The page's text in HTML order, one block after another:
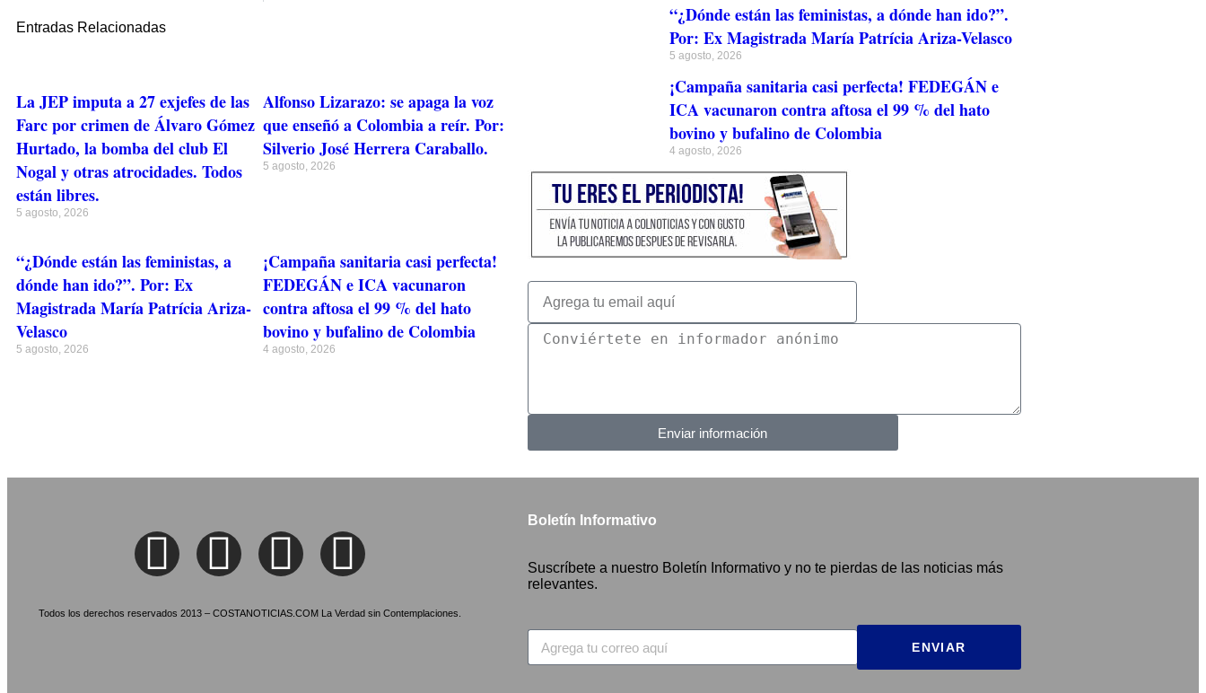
Entradas Relacionadas
La JEP imputa a 27 exjefes de las
Farc por crimen de Álvaro Gómez
Hurtado, la bomba del club El
Nogal y otras atrocidades. Todos
están libres.
5 agosto, 2026
Alfonso Lizarazo: se apaga la voz
que enseñó a Colombia a reír. Por:
Silverio José Herrera Caraballo.
5 agosto, 2026
“¿Dónde están las feministas, a
dónde han ido?”. Por: Ex
Magistrada María Patrícia Ariza-
Velasco
5 agosto, 2026
¡Campaña sanitaria casi perfecta!
FEDEGÁN e ICA vacunaron
contra aftosa el 99 % del hato
bovino y bufalino de Colombia
4 agosto, 2026
“¿Dónde están las feministas, a dónde han ido?”.
Por: Ex Magistrada María Patrícia Ariza-Velasco
5 agosto, 2026
¡Campaña sanitaria casi perfecta! FEDEGÁN e
ICA vacunaron contra aftosa el 99 % del hato
bovino y bufalino de Colombia
4 agosto, 2026
Enviar información
Todos los derechos reservados 2013 – COSTANOTICIAS.COM La Verdad sin Contemplaciones.
Boletín Informativo
Suscríbete a nuestro Boletín Informativo y no te pierdas de las noticias más
relevantes.
ENVIAR